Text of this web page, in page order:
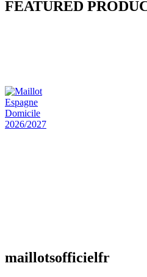
FEATURED
maillotsofficielfr